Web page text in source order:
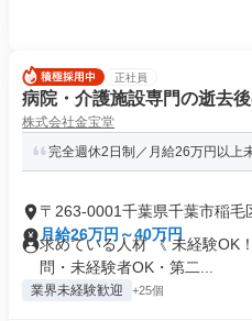
正社員
病院・介護施設専門の逝去
株式会社金宝堂
完全週休2日制／月給26万円以上
〒263-0001千葉県千葉市稲毛
月給26万円～40万円
求めている人材 《 未経験OK
問・未経験者OK・第二...
業界未経験歓迎 +25個